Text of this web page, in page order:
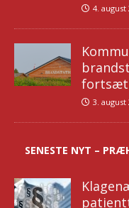
4. august
3. august
SENESTE NYT –